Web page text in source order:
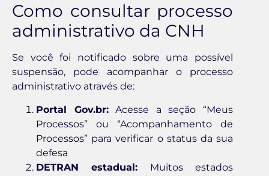
Como consultar processo
administrativo da CNH
Se você foi notificado sobre uma possível
suspensão, pode acompanhar o processo
administrativo através de:
Portal Gov.br:Acesse a seção “Meus
Processos” ou “Acompanhamento de
Processos” para verificar o status da sua
defesa
DETRAN estadual: Muitos estados